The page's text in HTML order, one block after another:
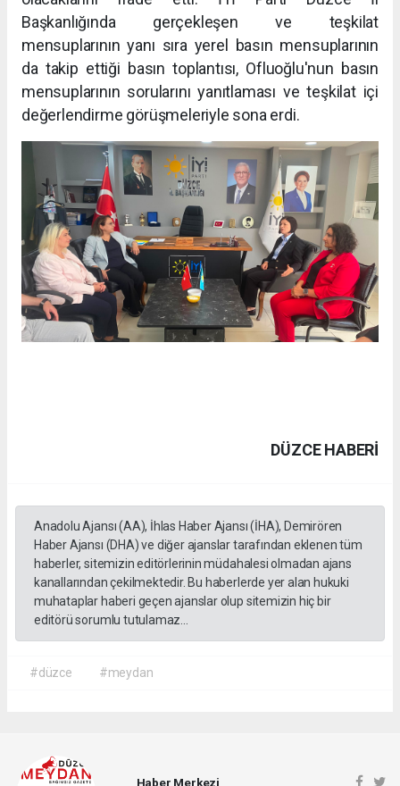
Başkanlığında gerçekleşen ve teşkilat
mensuplarının yanı sıra yerel basın mensuplarının
da takip ettiği basın toplantısı, Ofluoğlu'nun basın
mensuplarının sorularını yanıtlaması ve teşkilat içi
değerlendirme görüşmeleriyle sona erdi.
DÜZCE HABERİ
Anadolu Ajansı (AA), İhlas Haber Ajansı (İHA), Demirören
Haber Ajansı (DHA) ve diğer ajanslar tarafından eklenen tüm
haberler, sitemizin editörlerinin müdahalesi olmadan ajans
kanallarından çekilmektedir. Bu haberlerde yer alan hukuki
muhataplar haberi geçen ajanslar olup sitemizin hiç bir
editörü sorumlu tutulamaz...
#düzce #meydan
Haber Merkezi